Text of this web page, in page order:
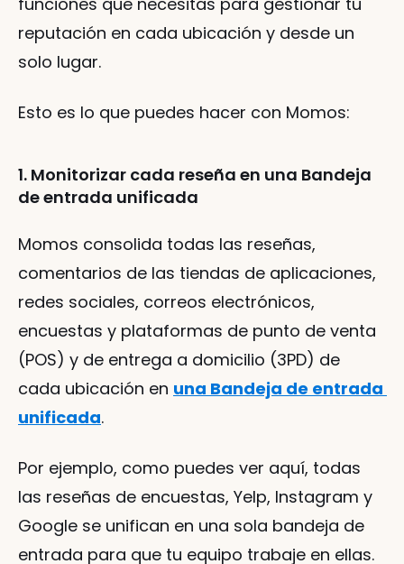
reputación en cada ubicación y desde un
solo lugar.
Esto es lo que puedes hacer con Momos:
1. Monitorizar cada reseña en una Bandeja
de entrada unificada
Momos consolida todas las reseñas,
comentarios de las tiendas de aplicaciones,
redes sociales, correos electrónicos,
encuestas y plataformas de punto de venta
(POS) y de entrega a domicilio (3PD) de
cada ubicación en una Bandeja de entrada
unificada.
Por ejemplo, como puedes ver aquí, todas
las reseñas de encuestas, Yelp, Instagram y
Google se unifican en una sola bandeja de
entrada para que tu equipo trabaje en ellas.